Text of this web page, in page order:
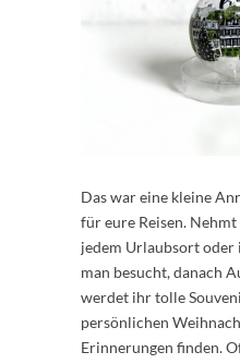
Das war eine kleine
für eure Reisen.
jedem Urlaubsort oder
man besucht, danach
werdet ihr tolle
persönlichen
Erinnerungen finden.